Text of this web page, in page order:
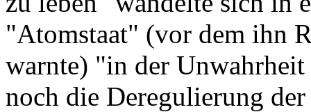
"Atomstaat" (vor dem ihn
warnte) "in der
noch die Deregulierung